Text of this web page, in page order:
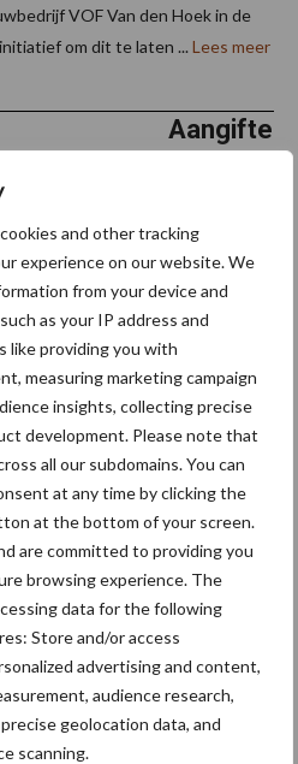
and other tracking
experience on our website. We
from your device and
as your IP address and
like providing you with
measuring marketing campaign
insights, collecting precise
development. Please note that
all our subdomains. You can
at any time by clicking the
at the bottom of your screen.
are committed to providing you
browsing experience. The
data for the following
Store and/or access
advertising and content,
audience research,
geolocation data, and
scanning.
VOF Van den Hoek in de
om dit te laten ... Lees meer
Aangifte
lager
dan in
2019
Het areaal
voor de keuring ligt met
in de aangifte zijn Fontane
...
Lees meer
Kans dat
insecten
coronavi
rus
versprei
den is